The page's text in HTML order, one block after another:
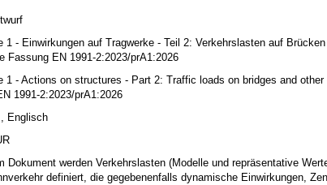
1 - Einwirkungen auf Tragwerke - Teil 2: Verkehrslasten auf
Fassung EN 1991-2:2023/prA1:2026
1 - Actions on structures - Part 2: Traffic loads on bridges and
1991-2:2023/prA1:2026
Englisch
Dokument werden Verkehrslasten (Modelle und repräsentative
definiert, die gegebenenfalls dynamische Einwirkungen,